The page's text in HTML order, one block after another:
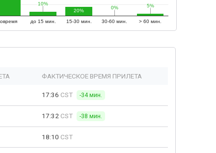
до 15 мин. 15-30 мин. 30-60 мин. > 60 мин.
10%
10%
20%
0%
0% 5%
5%
ФАКТИЧЕСКОЕ ВРЕМЯ ПРИЛЕТА
17:36 CST -34 мин.
17:32 CST -38 мин.
18:10 CST